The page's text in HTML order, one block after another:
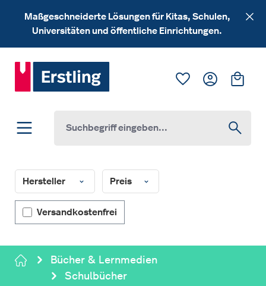
Zum Hauptinhalt springen
Maßgeschneiderte Lösungen für Kitas, Schulen,
Universitäten und öffentliche Einrichtungen.
Du hast 0
Hersteller Preis
Filter hinzufügen: Versandkostenfrei
Versandkostenfrei
Bücher & Lernmedien
Schulbücher